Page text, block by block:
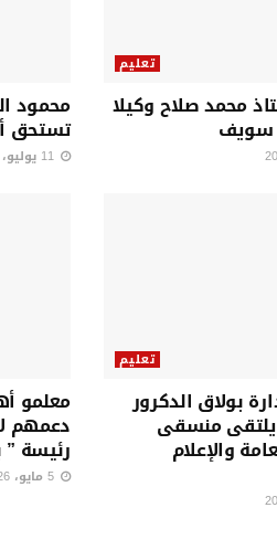
تعليم
محمد صلاح وكيلا
سويف
محمود
تستحق
تعليم
بولاق الدكرور
يلتقى منسقى
والإعلام
معلمو
دعمهم
رئيسة